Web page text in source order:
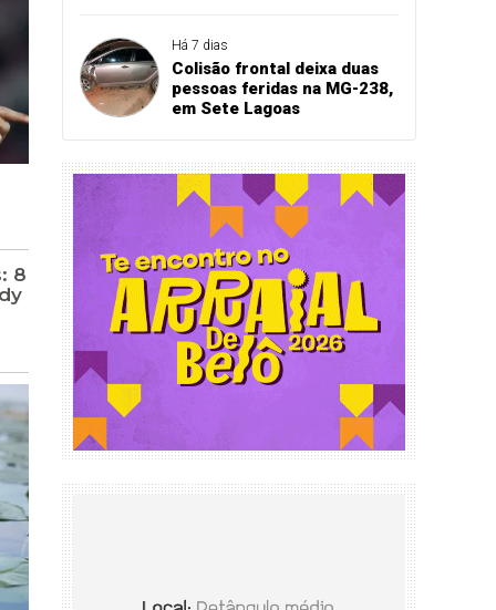
Há 7 dias
Colisão frontal deixa duas
pessoas feridas na MG-238,
em Sete Lagoas